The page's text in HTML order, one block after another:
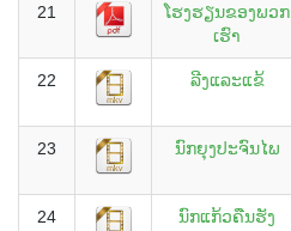
21
ໂຮງຮຽນຂອງພວກ
ເຮົາ
22 ລີງແລະແຂ້
23 ນົກຍຸງປະຈົນໄພ
24 ນົກແກ້ວຄືນຮັງ